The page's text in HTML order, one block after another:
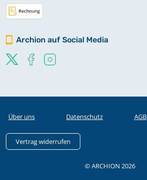
Archion auf Social Media
Über uns Datenschutz AGB
Vertrag widerrufen
© ARCHION 2026